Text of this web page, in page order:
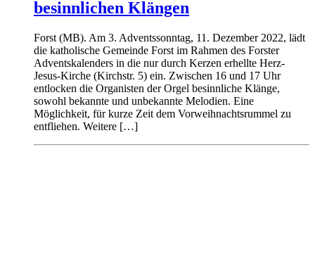
besinnlichen Klängen
Forst (MB). Am 3. Adventssonntag, 11. Dezember 2022, lädt
die katholische Gemeinde Forst im Rahmen des Forster
Adventskalenders in die nur durch Kerzen erhellte Herz-
Jesus-Kirche (Kirchstr. 5) ein. Zwischen 16 und 17 Uhr
entlocken die Organisten der Orgel besinnliche Klänge,
sowohl bekannte und unbekannte Melodien. Eine
Möglichkeit, für kurze Zeit dem Vorweihnachtsrummel zu
entfliehen. Weitere […]